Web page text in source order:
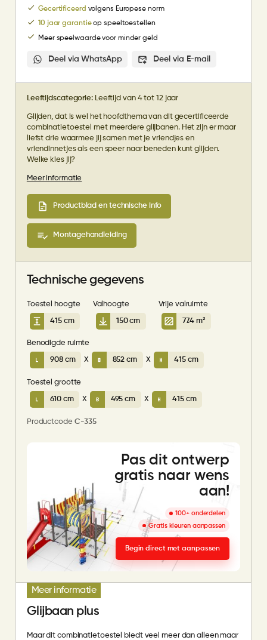
Gecertificeerd volgens Europese norm
10 jaar garantieop speeltoestellen
Meer speelwaarde voor minder geld
Deel via WhatsApp Deel via E-mail
Leeftijdscategorie:Leeftijd van 4 tot 12 jaar
Glijden, dat is wel het hoofdthema van dit gecertificeerde
combinatietoestel met meerdere glijbanen. Het zijn er maar
liefst drie waarmee jij samen met je vriendjes en
vriendinnetjes als een speer naar beneden kunt glijden.
Welke kies jij?
Meer informatie
Productblad en technische info
Montagehandleiding
Technische gegevens
Toestel hoogte
415 cm
Valhoogte
150 cm
Vrije valruimte
77.4 m²
Benodigde ruimte
908 cm X 852 cm X 415 cm
Toestel grootte
610 cm X 495 cm X 415 cm
Productcode C-335
Pas dit ontwerp
gratis naar wens
aan!
100+ onderdelen
Gratis kleuren aanpassen
Begin direct met aanpassen
Meer informatie
Glijbaan plus
Maar dit combinatietoestel biedt veel meer dan alleen maar